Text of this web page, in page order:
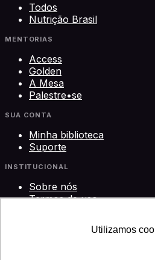
Utilizamos
Todos
Nutrição Brasil
MENTORIAS
Access
Golden
A Mesa
Palestre•se
SUA CONTA
Minha biblioteca
Suporte
INSTITUCIONAL
Sobre nós
Termos de uso